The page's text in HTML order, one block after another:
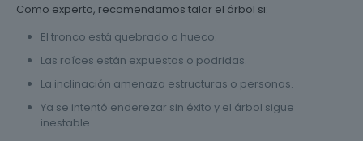
Como experto, recomendamos talar el árbol si:
El tronco está quebrado o hueco.
Las raíces están expuestas o podridas.
La inclinación amenaza estructuras o personas.
Ya se intentó enderezar sin éxito y el árbol sigue
inestable.